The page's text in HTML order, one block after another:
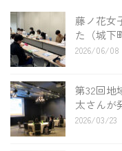
藤ノ花女
た（城下
2026/06/08
第32回地
太さんが
2026/03/23